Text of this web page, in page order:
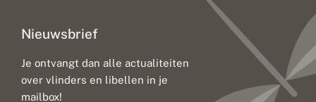
Nieuwsbrief
Je ontvangt dan alle actualiteiten
over vlinders en libellen in je
mailbox!